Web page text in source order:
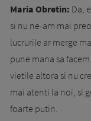
Maria Obretin: Da,
si nu ne-am mai
lucrurile ar merge
pune mana sa
vietile altora si nu
mai atenti la noi, si
foarte putin.